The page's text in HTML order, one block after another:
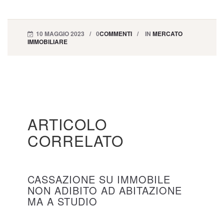
10 MAGGIO 2023 0COMMENTI IN MERCATO
IMMOBILIARE
ARTICOLO
CORRELATO
CASSAZIONE SU IMMOBILE
NON ADIBITO AD ABITAZIONE
MA A STUDIO